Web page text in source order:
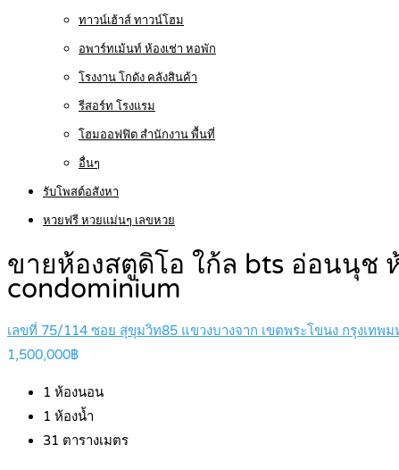
ทาวน์เฮ้าส์ ทาวน์โฮม
อพาร์ทเม้นท์ ห้องเช่า หอพัก
โรงงาน โกดัง คลังสินค้า
รีสอร์ท โรงแรม
โฮมออฟฟิต สำนักงาน พื้นที่
อื่นๆ
รับโพสต์อสังหา
หวยฟรี หวยแม่นๆ เลขหวย
ขายห้องสตูดิโอ ใก้ล bts อ่อนนุช
condominium
เลขที่ 75/114 ซอย สุขุมวิท85 แขวงบางจาก เขตพระโขนง กรุงเทพ
1,500,000฿
1 ห้องนอน
1 ห้องน้ำ
31 ตารางเมตร